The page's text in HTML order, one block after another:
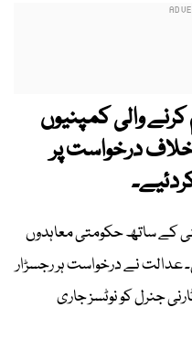
والی کمپنیوں
درخواست پر
کے ساتھ حکومتی معاہدوں
نے درخواست ہر رجسڑار
جنرل کو نوٹسز جاری